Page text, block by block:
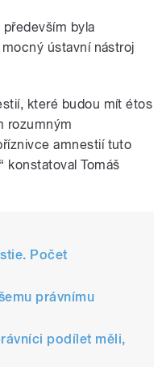
byla
ústavní nástroj
které budou mít étos
rozumným
amnestií tuto
konstatoval Tomáš
Počet
právnímu
podílet měli,